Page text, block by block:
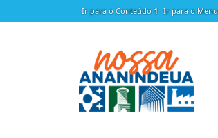
Ir para o Conteúdo 1 Ir para o Menu